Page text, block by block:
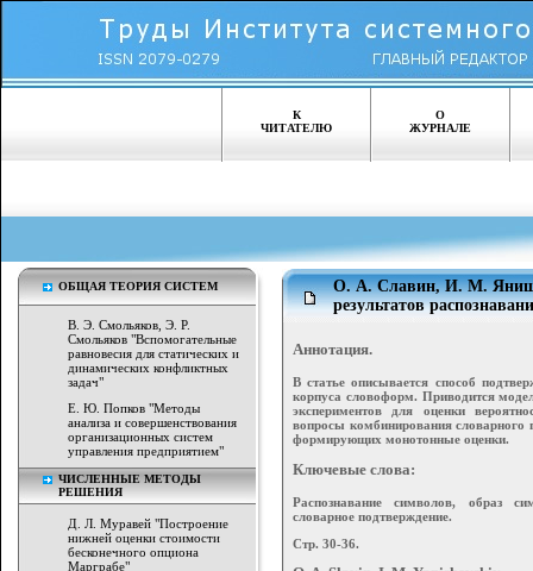
К
ЧИТАТЕЛЮ
О
ЖУРНАЛЕ
ОБЩАЯ ТЕОРИЯ СИСТЕМ
В. Э. Смольяков, Э. Р.
Смольяков "Вспомогательные
равновесия для статических и
динамических конфликтных
задач"
Е. Ю. Попков "Методы
анализа и совершенствования
организационных систем
управления предприятием"
ЧИСЛЕННЫЕ МЕТОДЫ
РЕШЕНИЯ
Д. Л. Муравей "Построение
нижней оценки стоимости
бесконечного опциона
Марграбе"
О. А. Славин, И. М.
результатов
Аннотация.
В статье описывается способ
корпуса словоформ. Приводится
экспериментов для оценки
вопросы комбинирования словарного
формирующих монотонные оценки.
Ключевые слова:
Распознавание символов, образ
словарное подтверждение.
Стр. 30-36.